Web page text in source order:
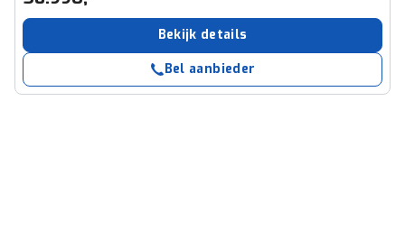
Bekijk details
Bel aanbieder